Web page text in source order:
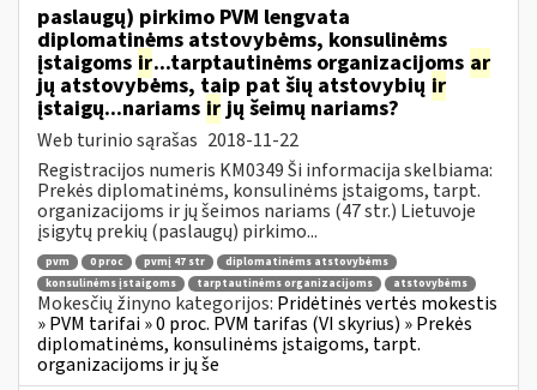
paslaugų) pirkimo PVM lengvata
diplomatinėms atstovybėms, konsulinėms
įstaigoms ir...tarptautinėms organizacijoms ar
jų atstovybėms, taip pat šių atstovybių ir
įstaigų...nariams irjų šeimų nariams?
Web turinio sąrašas 2018-11-22
Registracijos numeris KM0349 Ši informacija skelbiama:
Prekės diplomatinėms, konsulinėms įstaigoms, tarpt.
organizacijoms ir jų šeimos nariams (47 str.) Lietuvoje
įsigytų prekių (paslaugų) pirkimo...
pvm 0 proc pvmį 47 str
diplomatinėms atstovybėms
konsulinėms įstaigoms
tarptautinėms organizacijoms atstovybėms
Mokesčių žinyno kategorijos: Pridėtinės vertės mokestis
» PVM tarifai » 0 proc. PVM tarifas (VI skyrius) » Prekės
diplomatinėms, konsulinėms įstaigoms, tarpt.
organizacijoms ir jų še